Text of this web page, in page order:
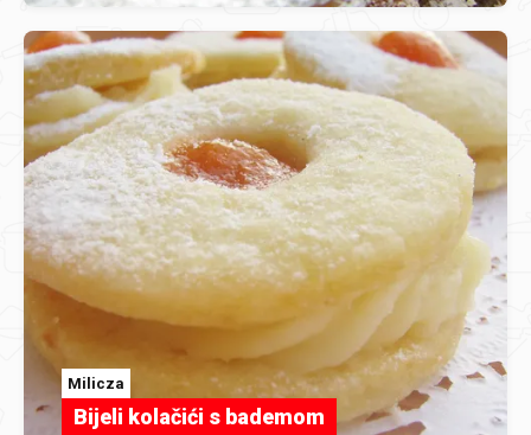
Milicza
Bijeli kolačići s bademom